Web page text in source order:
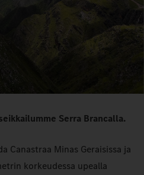
Serra Brancalla.
Canastraa Minas Geraisissa ja
korkeudessa upealla